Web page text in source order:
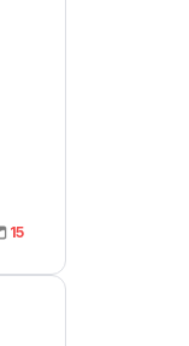
15